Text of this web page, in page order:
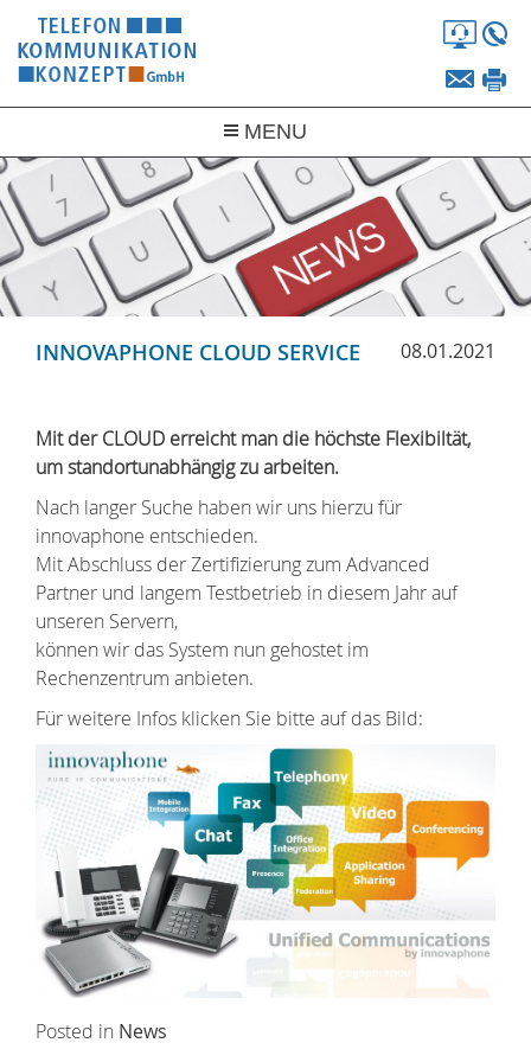
MENU
UNTERNEHMEN
PRODUKTE
SERVICE
LEISTUNGEN
INNOVAPHONE CLOUD SERVICE 08.01.2021
Mit der CLOUD erreicht man die höchste Flexibiltät,
um standortunabhängig zu arbeiten.
Nach langer Suche haben wir uns hierzu für
innovaphone entschieden.
Mit Abschluss der Zertifizierung zum Advanced
Partner und langem Testbetrieb in diesem Jahr auf
unseren Servern,
können wir das System nun gehostet im
Rechenzentrum anbieten.
Für weitere Infos klicken Sie bitte auf das Bild:
Posted in News